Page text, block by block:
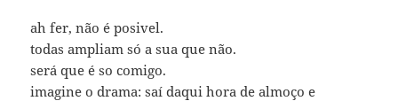
ah fer, não é posivel.
todas ampliam só a sua que não.
será que é so comigo.
imagine o drama: saí daqui hora de almoço e